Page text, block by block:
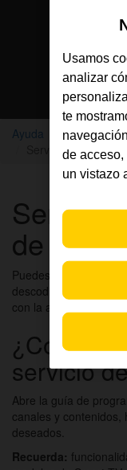
Si eres
App Jazztel
Descarga la
Ayuda Orange TV
Servicio últimos
Servicio
de
Puedes disfrutar de los
descodificador,
con la app de Orange
¿Cómo
servicio
Abre la guía de
canales y
deseados.
Recuerda:
Usamos
analizar
te
de acceso,
un vistazo